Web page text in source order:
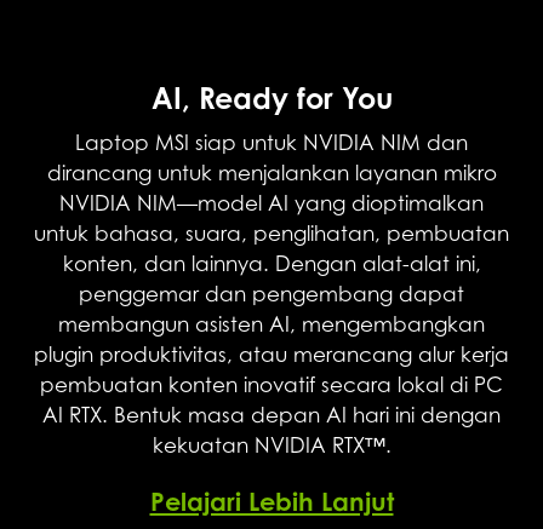
AI, Ready for You
Laptop MSI siap untuk NVIDIA NIM dan
dirancang untuk menjalankan layanan mikro
NVIDIA NIM—model AI yang dioptimalkan
untuk bahasa, suara, penglihatan, pembuatan
konten, dan lainnya. Dengan alat-alat ini,
penggemar dan pengembang dapat
membangun asisten AI, mengembangkan
plugin produktivitas, atau merancang alur kerja
pembuatan konten inovatif secara lokal di PC
AI RTX. Bentuk masa depan AI hari ini dengan
kekuatan NVIDIA RTX™.
Pelajari Lebih Lanjut
Supreme Speed. Superior Visuals.
Powered by AI.
DLSS adalah rangkaian teknologi rendering
neural revolusioner yang menggunakan AI untuk
meningkatkan FPS, mengurangi latensi, dan
memperbaiki kualitas gambar. Kemajuan
terbaru, DLSS 4, menghadirkan Multi Frame
Generation baru dan peningkatan Ray
Reconstruction serta Super Resolution, didukung
oleh GPU GeForce RTX™ 50 Series dan Tensor
Cores generasi kelima. DLSS pada GeForce RTX
adalah cara terbaik untuk bermain game,
didukung oleh superkomputer AI NVIDIA di
cloud yang terus meningkatkan kemampuan